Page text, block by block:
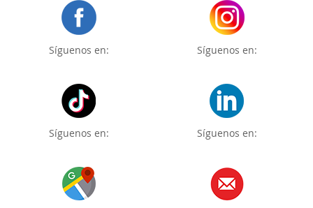
Síguenos en: Síguenos en:
Síguenos en: Síguenos en: